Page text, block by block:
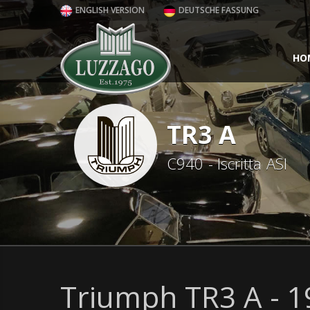
ENGLISH VERSION DEUTSCHE FASSUNG
TR3 A
C940 - Iscritta ASI
Triumph TR3 A -